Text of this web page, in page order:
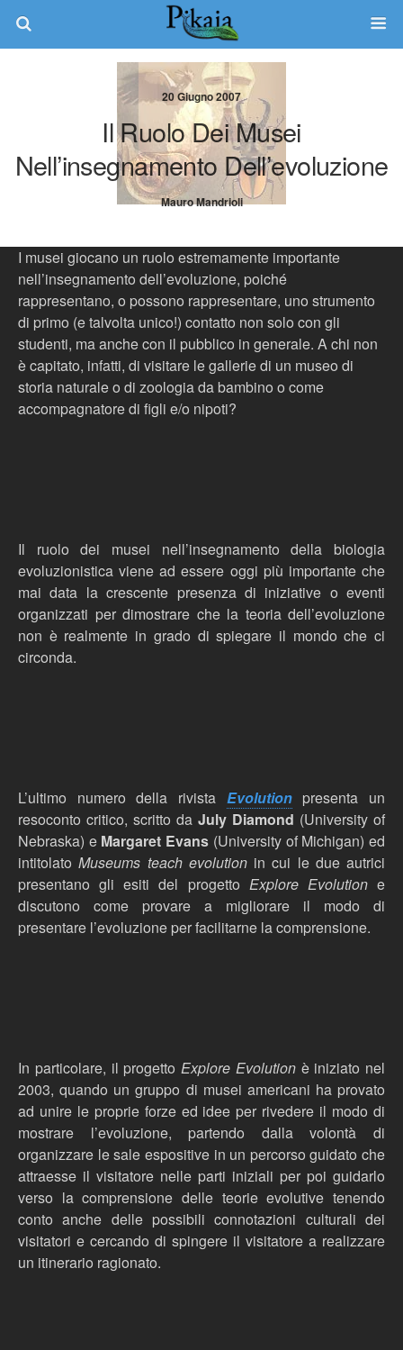
20 Giugno 2007
Il Ruolo Dei Musei
Nell’insegnamento Dell’evoluzione
Mauro Mandrioli
I musei giocano un ruolo estremamente importante
nell’insegnamento dell’evoluzione, poiché
rappresentano, o possono rappresentare, uno strumento
di primo (e talvolta unico!) contatto non solo con gli
studenti, ma anche con il pubblico in generale. A chi non
è capitato, infatti, di visitare le gallerie di un museo di
storia naturale o di zoologia da bambino o come
accompagnatore di figli e/o nipoti?
Il ruolo dei musei nell’insegnamento della biologia
evoluzionistica viene ad essere oggi più importante che
mai data la crescente presenza di iniziative o eventi
organizzati per dimostrare che la teoria dell’evoluzione
non è realmente in grado di spiegare il mondo che ci
circonda.
L’ultimo numero della rivista Evolutionpresenta un
resoconto critico, scritto da July Diamond (University of
Nebraska) e Margaret Evans (University of Michigan) ed
intitolatoMuseums teach evolutionin cui le due autrici
presentano gli esiti del progetto Explore Evolutione
discutono come provare a migliorare il modo di
presentare l’evoluzione per facilitarne la comprensione.
In particolare, il progetto Explore Evolutionè iniziato nel
2003, quando un gruppo di musei americani ha provato
ad unire le proprie forze ed idee per rivedere il modo di
mostrare l’evoluzione, partendo dalla volontà di
organizzare le sale espositive in un percorso guidato che
attraesse il visitatore nelle parti iniziali per poi guidarlo
verso la comprensione delle teorie evolutive tenendo
conto anche delle possibili connotazioni culturali dei
visitatori e cercando di spingere il visitatore a realizzare
un itinerario ragionato.